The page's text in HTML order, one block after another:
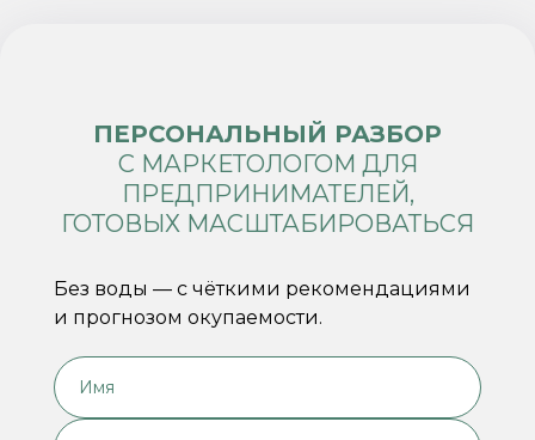
ПЕРСОНАЛЬНЫЙ РАЗБОР
С МАРКЕТОЛОГОМ ДЛЯ
ПРЕДПРИНИМАТЕЛЕЙ,
ГОТОВЫХ МАСШТАБИРОВАТЬСЯ
Без воды — с чёткими рекомендациями
и прогнозом окупаемости.